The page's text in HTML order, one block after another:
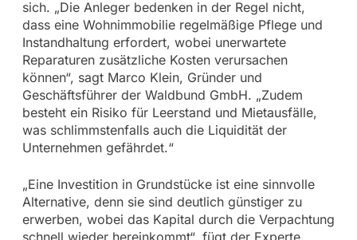
sich. „Die Anleger bedenken in der Regel nicht,
dass eine Wohnimmobilie regelmäßige Pflege und
Instandhaltung erfordert, wobei unerwartete
Reparaturen zusätzliche Kosten verursachen
können“, sagt Marco Klein, Gründer und
Geschäftsführer der Waldbund GmbH. „Zudem
besteht ein Risiko für Leerstand und Mietausfälle,
was schlimmstenfalls auch die Liquidität der
Unternehmen gefährdet.“
„Eine Investition in Grundstücke ist eine sinnvolle
Alternative, denn sie sind deutlich günstiger zu
erwerben, wobei das Kapital durch die Verpachtung
schnell wieder hereinkommt“, fügt der Experte